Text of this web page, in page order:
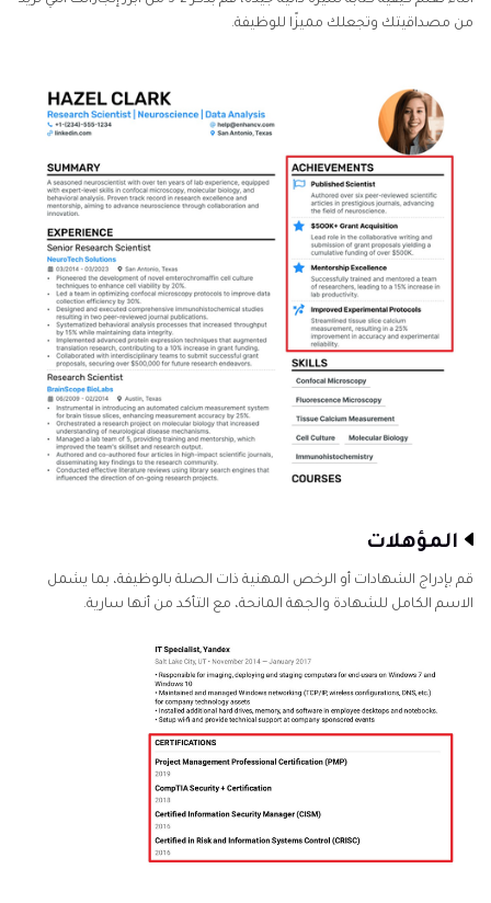
من مصداقيتك وتجعلك مميزًا للوظيفة.
المؤهلات
قم بإدراج الشهادات أو الرخص المهنية ذات الصلة بالوظيفة، بما يشمل
الاسم الكامل للشهادة والجهة المانحة، مع التأكد من أنها سارية.